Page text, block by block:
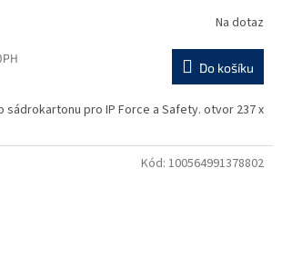
Na dotaz
Do košíku
sádrokartonu pro IP Force a Safety. otvor 237 x
Kód: 100564991378802